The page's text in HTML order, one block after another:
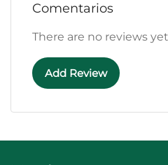
Comentarios
There are no reviews
Add Review